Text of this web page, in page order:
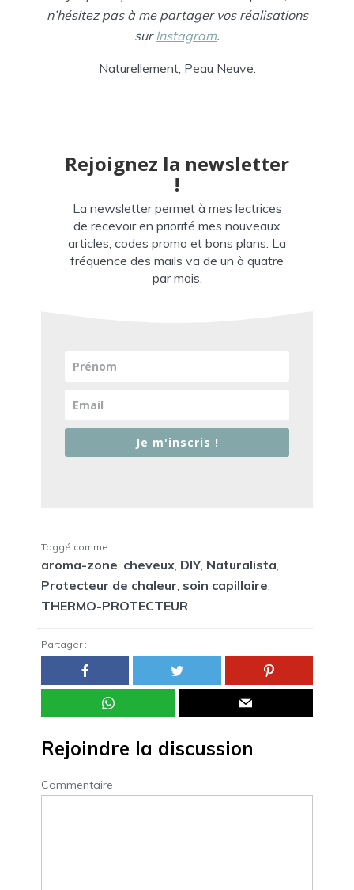
n’hésitez pas à me partager vos réalisations
surInstagram.
Naturellement, Peau Neuve.
Rejoignez la newsletter
!
La newsletter permet à mes lectrices
de recevoir en priorité mes nouveaux
articles, codes promo et bons plans. La
fréquence des mails va de un à quatre
par mois.
Je m'inscris !
Taggé comme
aroma-zone cheveux DIY, Naturalista
Protecteur de chaleur soin capillaire
THERMO-PROTECTEUR
Partager :
Rejoindre la discussion
Commentaire